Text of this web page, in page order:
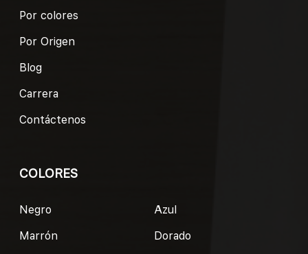
Por colores
Por Origen
Blog
Carrera
Contáctenos
COLORES
Negro
Azul
Marrón
Dorado